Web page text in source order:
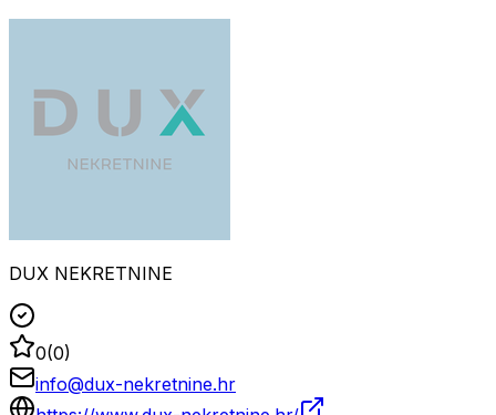
DUX NEKRETNINE
0(0)
info@dux-nekretnine.hr